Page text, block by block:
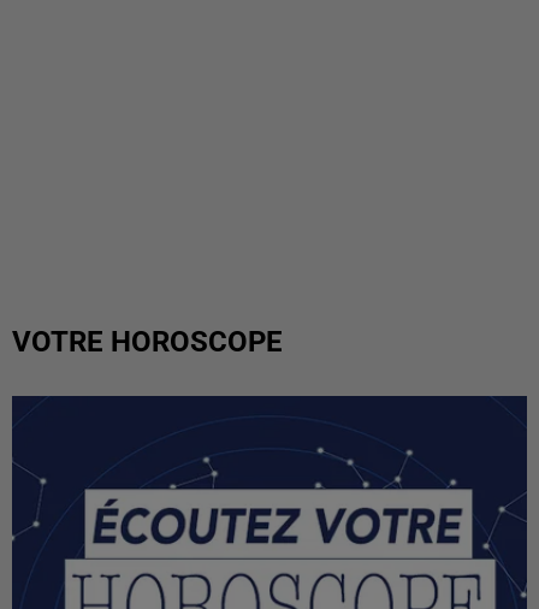
VOTRE HOROSCOPE